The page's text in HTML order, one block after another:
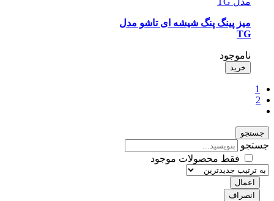
میز پینگ پنگ شیشه ای تاشو مدل
ناموجود
فقط محصولات موجود